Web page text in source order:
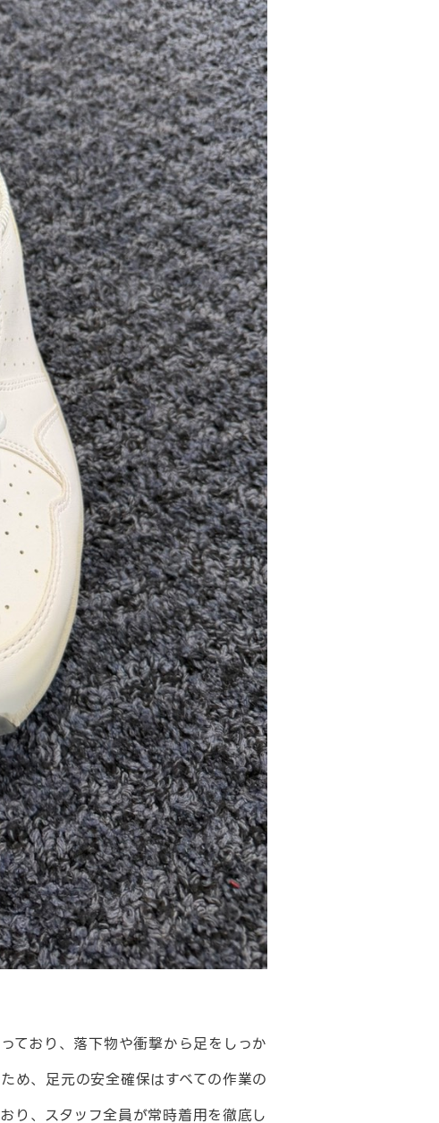
ており、落下物や衝撃から足をしっか
め、足元の安全確保はすべての作業の
り、スタッフ全員が常時着用を徹底し